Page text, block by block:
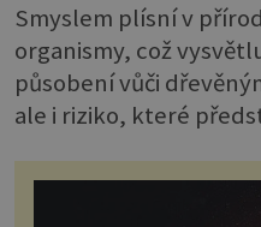
Smyslem plísní v
organismy, což
působení vůči
ale i riziko, které